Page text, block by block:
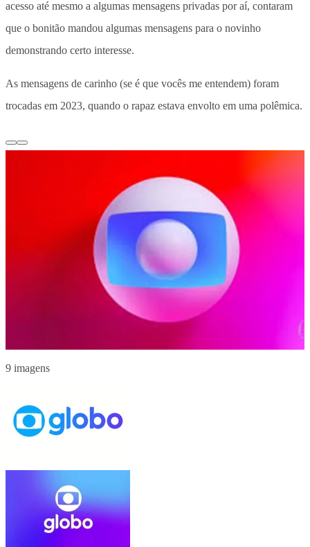
acesso até mesmo a algumas mensagens privadas por aí, contaram
que o bonitão mandou algumas mensagens para o novinho
demonstrando certo interesse.
As mensagens de carinho (se é que vocês me entendem) foram
trocadas em 2023, quando o rapaz estava envolto em uma polêmica.
9 imagens